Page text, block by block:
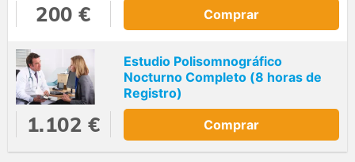
200 € Comprar
Estudio Polisomnográfico
Nocturno Completo (8 horas de
Registro)
1.102 € Comprar